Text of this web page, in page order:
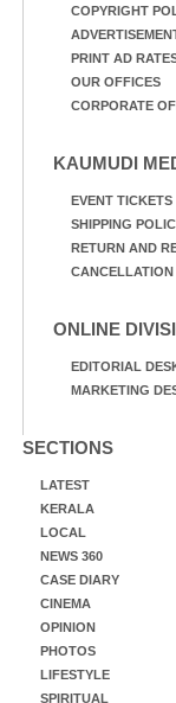
COPYRIGHT
PRINT AD
OUR OFFICES
CORPORATE
KAUMUDI
EVENT TICKETS
SHIPPING
RETURN AND
ONLINE
EDITORIAL
MARKETING
SECTIONS
LATEST
KERALA
LOCAL
NEWS 360
CASE DIARY
CINEMA
OPINION
PHOTOS
LIFESTYLE
SPIRITUAL